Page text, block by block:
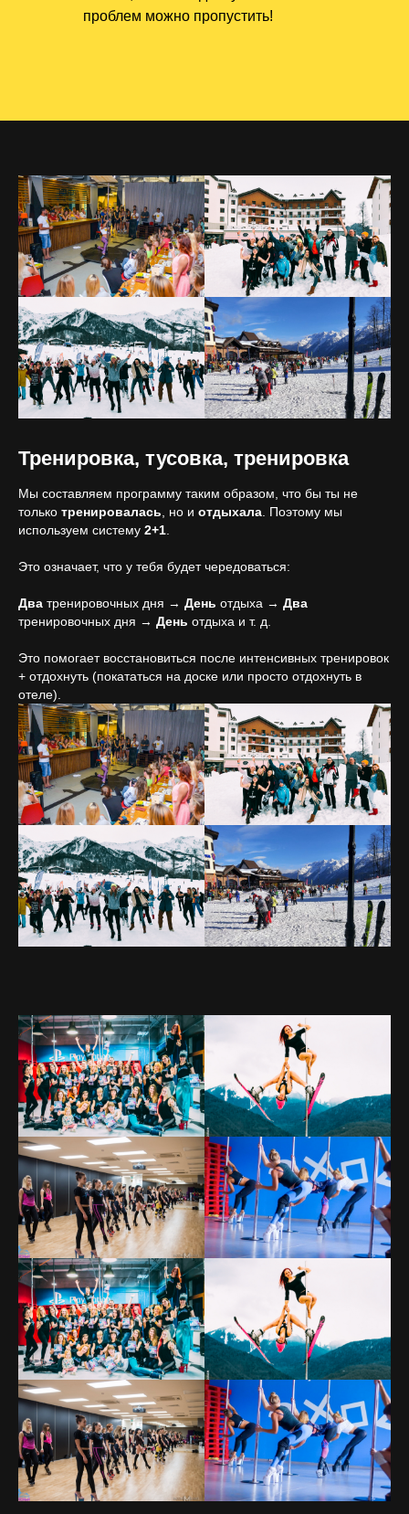
проблем можно пропустить!
Тренировка, тусовка, тренировка
Мы составляем программу таким образом, что бы ты не
только тренировалась , но и отдыхала . Поэтому мы
используем систему 2+1
Это означает, что у тебя будет чередоваться:
Два тренировочных дня → День отдыха → Два
тренировочных дня → День отдыха и т. д.
Это помогает восстановиться после интенсивных тренировок
+ отдохнуть (покататься на доске или просто отдохнуть в
отеле).